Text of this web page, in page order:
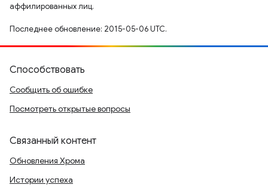
аффилированных лиц.
Последнее обновление: 2015-05-06 UTC.
Способствовать
Сообщить об ошибке
Посмотреть открытые вопросы
Связанный контент
Обновления Хрома
Истории успеха